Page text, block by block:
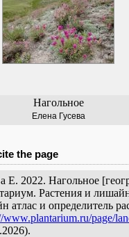
Нагольное
Елена Гусева
the page
Е. 2022. Нагольное
Растения и
атлас и определитель
www.plantarium.ru/page/